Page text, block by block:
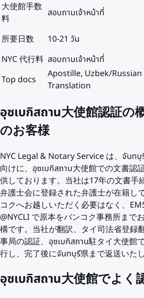
大使館手数
料
สอบถามเจ้าหน้าที่
所要日数 10-21 วัน
NYC 代行料 สอบถามเจ้าหน้าที่
Top docs
Apostille, Uzbek/Russian
Translation
อุซเบกิสถาน大使館認証
のお客様
NYC Legal & Notary Service は、จันท
向けに、อุซเบกิสถาน大使館での文書認
供しております。当社は17年の文書手
弁護士会に登録された弁護士が在籍し
コクへお越しいただく必要はなく、
@NYCLI で原本をバンコク事務所まで
構です。当社が翻訳、タイ司法省登録
事局の認証、อุซเบกิสถาน駐タイ大使館
行し、完了後にจันทบุรี県まで返送いたし
อุซเบกิสถาน大使館でよく